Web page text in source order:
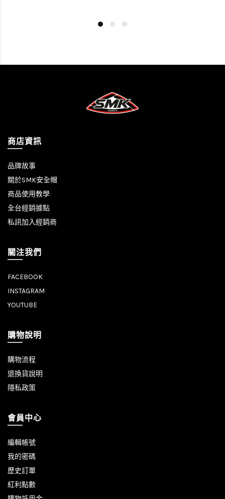
商店資訊
品牌故事
關於SMK安全帽
商品使用教學
全台經銷據點
私訊加入經銷商
關注我們
FACEBOOK
INSTAGRAM
YOUTUBE
購物說明
購物流程
退換貨說明
隱私政策
會員中心
編輯帳號
我的密碼
歷史訂單
紅利點數